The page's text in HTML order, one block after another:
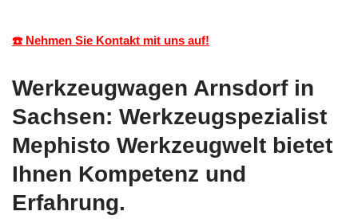
☎️ Nehmen Sie Kontakt mit uns auf!
Werkzeugwagen Arnsdorf in
Sachsen: Werkzeugspezialist
Mephisto Werkzeugwelt bietet
Ihnen Kompetenz und
Erfahrung.